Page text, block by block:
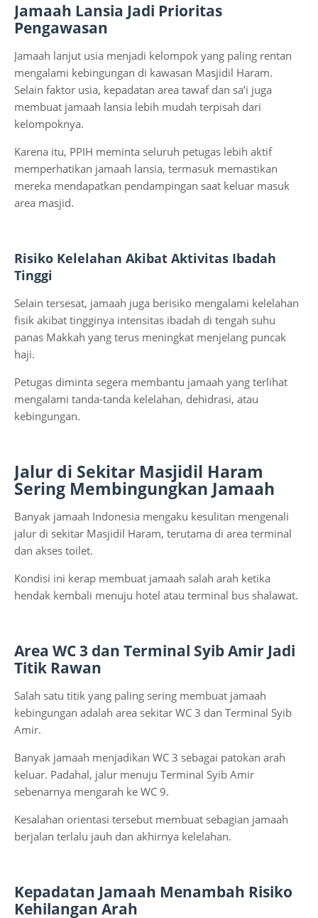
Jamaah Lansia Jadi Prioritas
Pengawasan
Jamaah lanjut usia menjadi kelompok yang paling rentan
mengalami kebingungan di kawasan Masjidil Haram.
Selain faktor usia, kepadatan area tawaf dan sa’i juga
membuat jamaah lansia lebih mudah terpisah dari
kelompoknya.
Karena itu, PPIH meminta seluruh petugas lebih aktif
memperhatikan jamaah lansia, termasuk memastikan
mereka mendapatkan pendampingan saat keluar masuk
area masjid.
Risiko Kelelahan Akibat Aktivitas Ibadah
Tinggi
Selain tersesat, jamaah juga berisiko mengalami kelelahan
fisik akibat tingginya intensitas ibadah di tengah suhu
panas Makkah yang terus meningkat menjelang puncak
haji.
Petugas diminta segera membantu jamaah yang terlihat
mengalami tanda-tanda kelelahan, dehidrasi, atau
kebingungan.
Jalur di Sekitar Masjidil Haram
Sering Membingungkan Jamaah
Banyak jamaah Indonesia mengaku kesulitan mengenali
jalur di sekitar Masjidil Haram, terutama di area terminal
dan akses toilet.
Kondisi ini kerap membuat jamaah salah arah ketika
hendak kembali menuju hotel atau terminal bus shalawat.
Area WC 3 dan Terminal Syib Amir Jadi
Titik Rawan
Salah satu titik yang paling sering membuat jamaah
kebingungan adalah area sekitar WC 3 dan Terminal Syib
Amir.
Banyak jamaah menjadikan WC 3 sebagai patokan arah
keluar. Padahal, jalur menuju Terminal Syib Amir
sebenarnya mengarah ke WC 9.
Kesalahan orientasi tersebut membuat sebagian jamaah
berjalan terlalu jauh dan akhirnya kelelahan.
Kepadatan Jamaah Menambah Risiko
Kehilangan Arah